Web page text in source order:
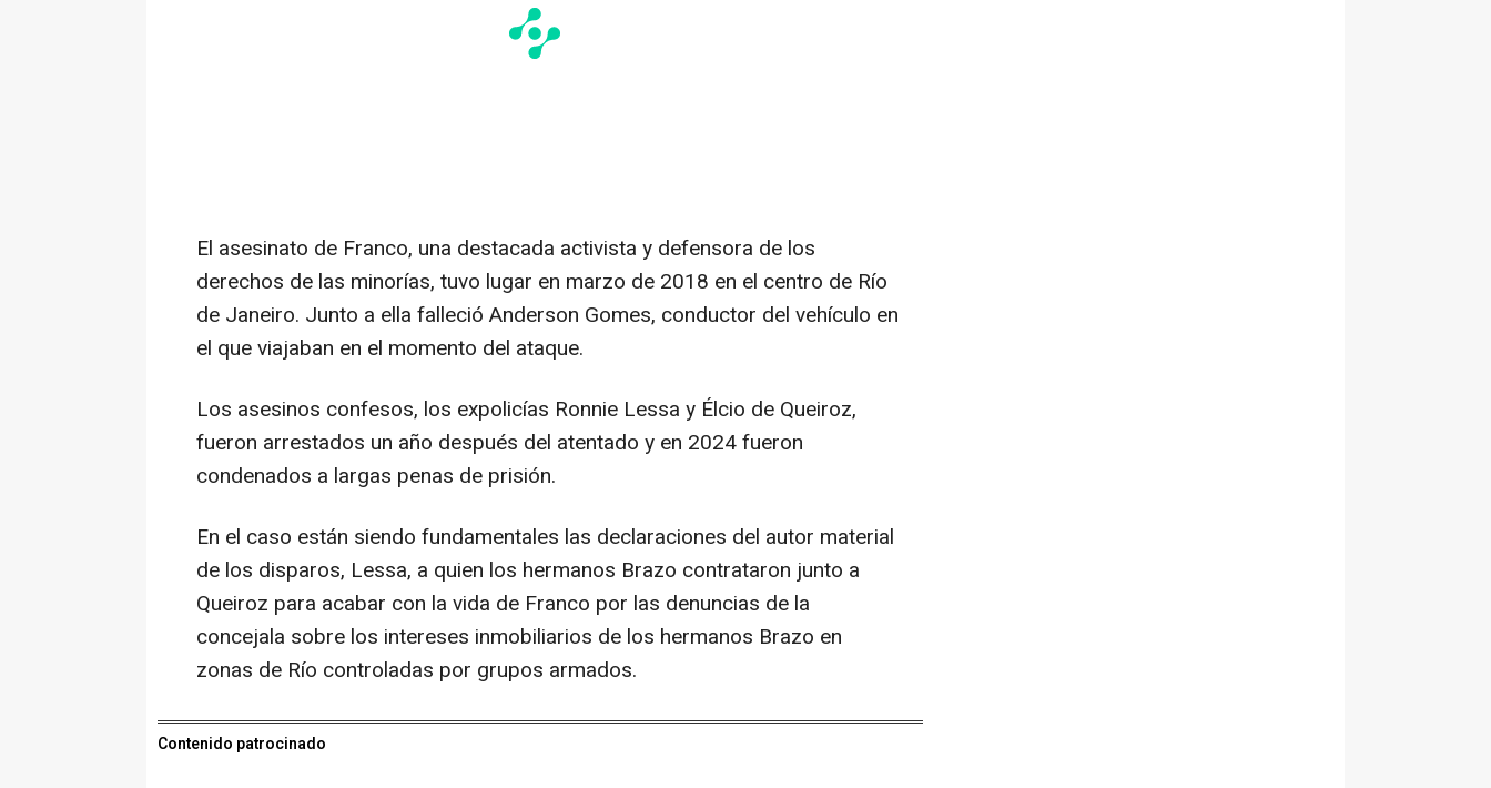
El asesinato de Franco, una destacada activista y defensora de los
derechos de las minorías, tuvo lugar en marzo de 2018 en el centro de Río
de Janeiro. Junto a ella falleció Anderson Gomes, conductor del vehículo en
el que viajaban en el momento del ataque.
Los asesinos confesos, los expolicías Ronnie Lessa y Élcio de Queiroz,
fueron arrestados un año después del atentado y en 2024 fueron
condenados a largas penas de prisión.
En el caso están siendo fundamentales las declaraciones del autor material
de los disparos, Lessa, a quien los hermanos Brazo contrataron junto a
Queiroz para acabar con la vida de Franco por las denuncias de la
concejala sobre los intereses inmobiliarios de los hermanos Brazo en
zonas de Río controladas por grupos armados.
Contenido patrocinado